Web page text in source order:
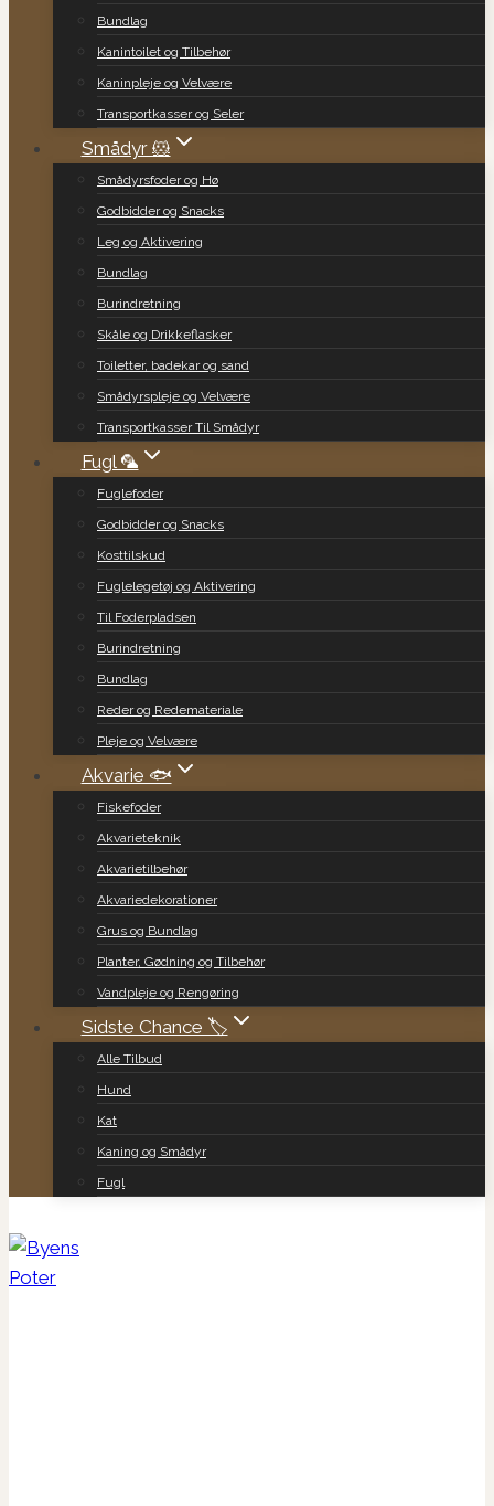
Bundlag
Kanintoilet og Tilbehør
Kaninpleje og Velvære
Transportkasser og Seler
Smådyr 🐹
Smådyrsfoder og Hø
Godbidder og Snacks
Leg og Aktivering
Bundlag
Burindretning
Skåle og Drikkeflasker
Toiletter, badekar og sand
Smådyrspleje og Velvære
Transportkasser Til Smådyr
Fugl 🦜
Fuglefoder
Godbidder og Snacks
Kosttilskud
Fuglelegetøj og Aktivering
Til Foderpladsen
Burindretning
Bundlag
Reder og Redemateriale
Pleje og Velvære
Akvarie 🐟
Fiskefoder
Akvarieteknik
Akvarietilbehør
Akvariedekorationer
Grus og Bundlag
Planter, Gødning og Tilbehør
Vandpleje og Rengøring
Sidste Chance 🏷️
Alle Tilbud
Hund
Kat
Kaning og Smådyr
Fugl